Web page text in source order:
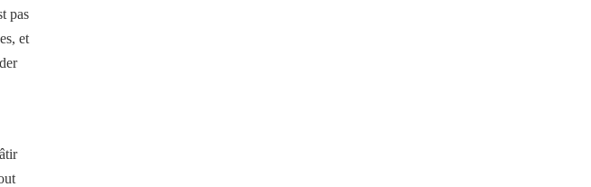
pas
et